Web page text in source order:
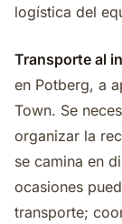
logística del
Transporte al
en Potberg, a
Town. Se
organizar la
se camina en
ocasiones
transporte;